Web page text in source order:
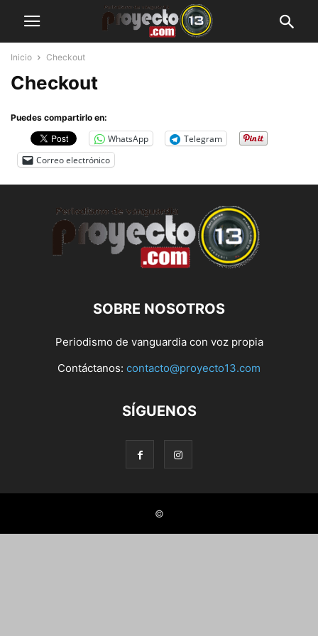
Inicio Checkout
Checkout
Puedes compartirlo en:
WhatsApp
Telegram
Correo electrónico
SOBRE NOSOTROS
Periodismo de vanguardia con voz propia
Contáctanos: contacto@proyecto13.com
SÍGUENOS
©